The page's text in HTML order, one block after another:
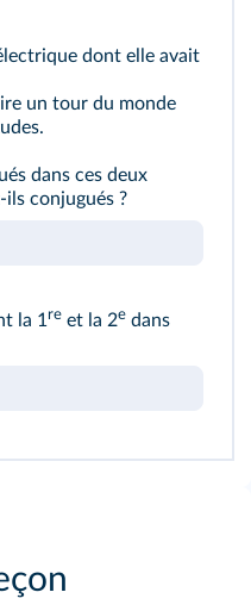
dont elle avait
un tour du monde
dans ces deux
conjugués ?
la 1re et la 2e dans